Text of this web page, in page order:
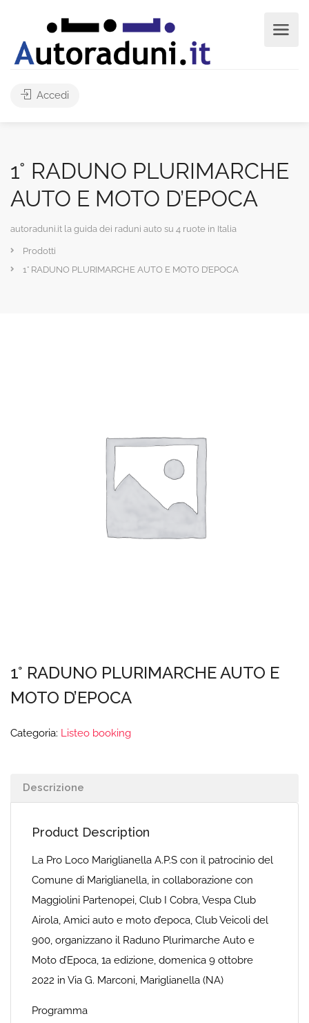
Accedi
1° RADUNO PLURIMARCHE
AUTO E MOTO D’EPOCA
autoraduni.it la guida dei raduni auto su 4 ruote in Italia
Prodotti
1° RADUNO PLURIMARCHE AUTO E MOTO D’EPOCA
1° RADUNO PLURIMARCHE AUTO E
MOTO D’EPOCA
Categoria: Listeo booking
Descrizione
Product Description
La Pro Loco Mariglianella A.P.S con il patrocinio del
Comune di Mariglianella, in collaborazione con
Maggiolini Partenopei, Club I Cobra, Vespa Club
Airola, Amici auto e moto d’epoca, Club Veicoli del
900, organizzano il Raduno Plurimarche Auto e
Moto d’Epoca, 1a edizione, domenica 9 ottobre
2022 in Via G. Marconi, Mariglianella (NA)
Programma